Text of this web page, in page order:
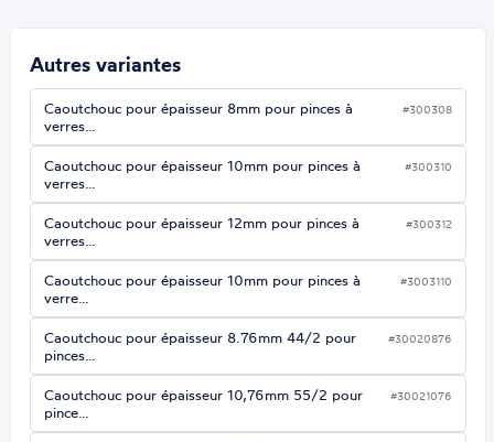
Autres variantes
Caoutchouc pour épaisseur 8mm pour pinces à
verres…
#300308
Caoutchouc pour épaisseur 10mm pour pinces à
verres…
#300310
Caoutchouc pour épaisseur 12mm pour pinces à
verres…
#300312
Caoutchouc pour épaisseur 10mm pour pinces à
verre…
#3003110
Caoutchouc pour épaisseur 8.76mm 44/2 pour
pinces…
#30020876
Caoutchouc pour épaisseur 10,76mm 55/2 pour
pince…
#30021076